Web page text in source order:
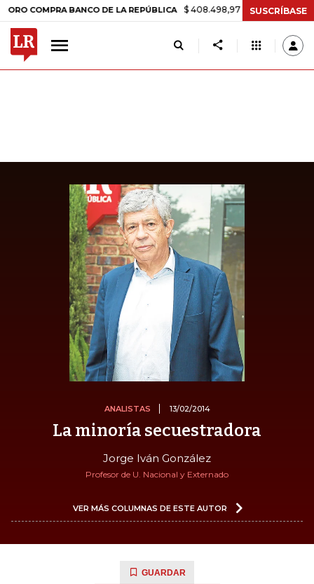
BANCO DE LA REPÚBLICA $ 408.498,97 +$ 8.753,81 +2,19%
SUSCRÍBASE
ANALISTAS 13/02/2014
La minoría secuestradora
Jorge Iván González
Profesor de U. Nacional y Externado
VER MÁS COLUMNAS DE ESTE AUTOR
GUARDAR